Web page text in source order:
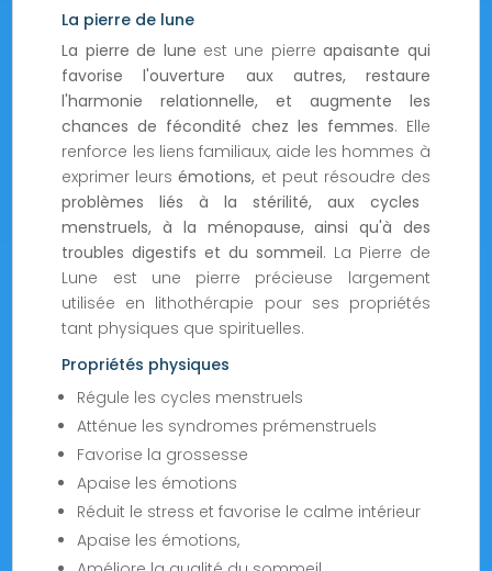
La pierre de lune
La pierre de lune est une pierre apaisante qui
favorise l'ouverture aux autres, restaure
l'harmonie relationnelle, et augmente les
chances de fécondité chez les femmes. Elle
renforce les liens familiaux, aide les hommes à
exprimer leurs émotions, et peut résoudre des
problèmes liés à la stérilité, aux cycles
menstruels, à la ménopause, ainsi qu'à des
troubles digestifs et du sommeil. La Pierre de
Lune est une pierre précieuse largement
utilisée en lithothérapie pour ses propriétés
tant physiques que spirituelles.
Propriétés physiques
Régule les cycles menstruels
Atténue les syndromes prémenstruels
Favorise la grossesse
Apaise les émotions
Réduit le stress et favorise le calme intérieur
Apaise les émotions,